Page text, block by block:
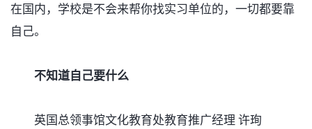
在国内，学校是不会来帮你找实习单位的，一切都要靠
自己。
不知道自己要什么
英国总领事馆文化教育处教育推广经理 许珣